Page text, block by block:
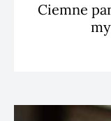
Ciemne